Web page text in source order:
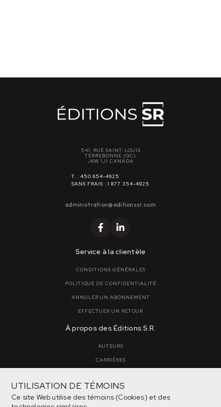
UTILISATION DE TÉMOINS
Ce site Web utilise des témoins (Cookies) et des
541, RUE SAINT-LOUIS
TERREBONNE (QC)
J6W 1J1 CANADA
T. : 450 654-4925
SANS FRAIS : 1 877 354-4925
administration@editionssr.com
Service à la clientèle
CONDITIONS GÉNÉRALES
POLITIQUE DE CONFIDENTIALITÉ
ANNULER UN ABONNEMENT
EFFECTUER UN RETOUR
À propos des Éditions S.R.
AUTEURS
CARRIÈRES
NOUS JOINDRE